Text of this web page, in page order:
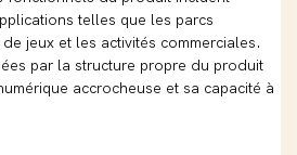
telles que les parcs
jeux et les activités commerciales.
par la structure propre du produit
accrocheuse et sa capacité à